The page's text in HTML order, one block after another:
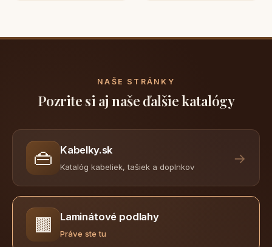
NAŠE STRÁNKY
Pozrite si aj naše ďalšie katalógy
👜 Kabelky.sk
Katalóg kabeliek, tašiek a doplnkov
→
🟫 Laminátové podlahy
Práve ste tu